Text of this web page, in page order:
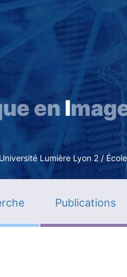
Aller
en I
Lumière Lyon 2 /
Publications